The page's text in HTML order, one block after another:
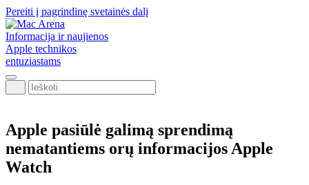
Pereiti į pagrindinę svetainės dalį
Informacija ir naujienos
Apple technikos
entuziastams
Ieškoti
Apple pasiūlė galimą sprendimą
nematantiems orų informacijos Apple
Watch